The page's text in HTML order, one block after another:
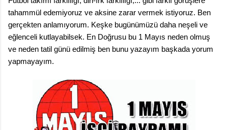
tahammül edemiyoruz ve aksine zarar vermek istiyoruz. Ben
gerçekten anlamıyorum. Keşke bugünümüzü daha neşeli ve
eğlenceli kutlayabilsek. En Doğrusu bu 1 Mayıs neden olmuş
ve neden tatil günü edilmiş ben bunu yazayım başkada yorum
yapmayayım.